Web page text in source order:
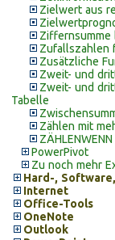
Zielwert aus
Ziffernsumme
Zufallszahlen
Zusätzliche
Zweit- und
Zweit- und
Tabelle
Zählen mit
PowerPivot
Zu noch mehr
Hard-,
Internet
Office-Tools
OneNote
Outlook